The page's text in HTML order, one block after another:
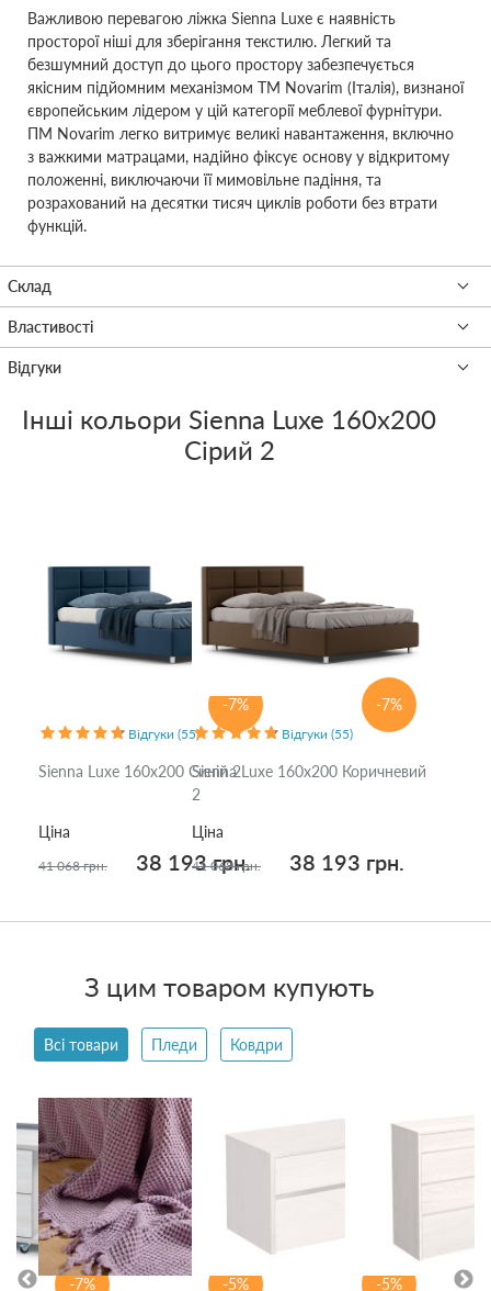
Важливою перевагою ліжка Sienna Luxe є наявність
просторої ніші для зберігання текстилю. Легкий та
безшумний доступ до цього простору забезпечується
якісним підйомним механізмом ТМ Novarim (Італія), визнаної
європейським лідером у цій категорії меблевої фурнітури.
ПМ Novarim легко витримує великі навантаження, включно
з важкими матрацами, надійно фіксує основу у відкритому
положенні, виключаючи її мимовільне падіння, та
розрахований на десятки тисяч циклів роботи без втрати
функцій.
Інші кольори Sienna Luxe 160x200
Сірий 2
-7%
Відгуки (55)
Sienna Luxe 160x200 Синій 2
Ціна
41 068 грн. 38 193 грн.
-7%
Відгуки (55)
Sienna Luxe 160x200 Коричневий
2
Ціна
41 068 грн. 38 193 грн.
З цим товаром купують
Всі товари Пледи Ковдри
-7% -5% -5%